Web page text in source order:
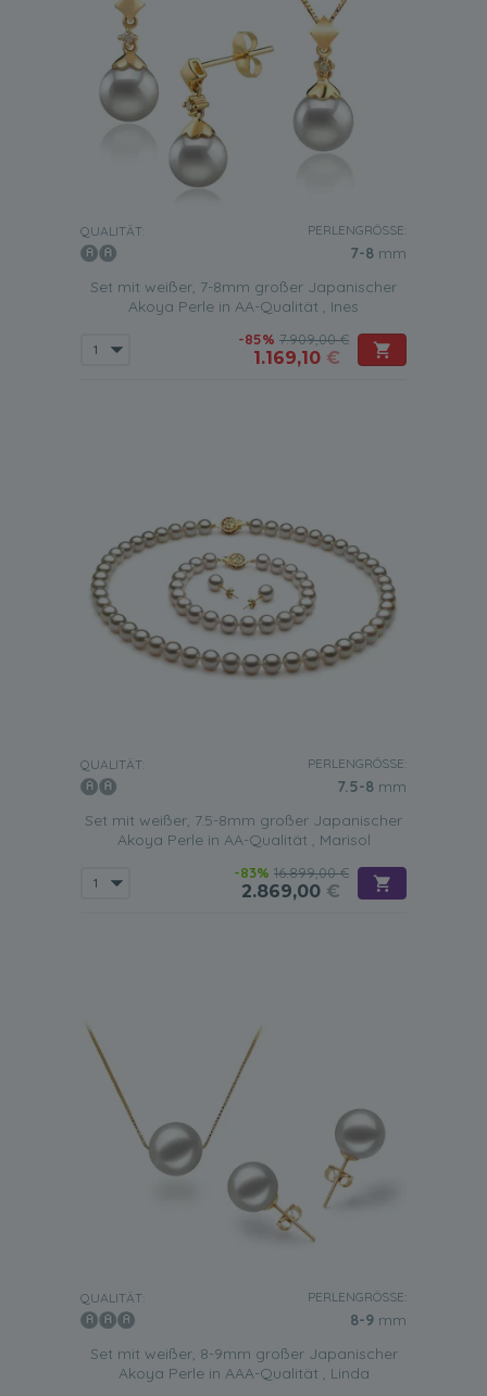
QUALITÄT: PERLENGRÖSSE:
7-8 mm
Set mit weißer, 7-8mm großer Japanischer
Akoya Perle in AA-Qualität , Ines
-85% 7.909,00 €
1.169,10 €
QUALITÄT: PERLENGRÖSSE:
7.5-8 mm
Set mit weißer, 7.5-8mm großer Japanischer
Akoya Perle in AA-Qualität , Marisol
-83% 16.899,00 €
2.869,00 €
QUALITÄT: PERLENGRÖSSE:
8-9 mm
Set mit weißer, 8-9mm großer Japanischer
Akoya Perle in AAA-Qualität , Linda